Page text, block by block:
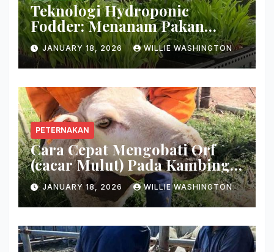
Teknologi Hydroponic
Fodder: Menanam Pakan
Hijauan Di Lahan Sempit
Hanya Dalam 7 Hari!
JANUARY 18, 2026 WILLIE WASHINGTON
PETERNAKAN
Cara Cepat Mengobati Orf
(cacar Mulut) Pada Kambing:
Hilangkan Keropeng Busuk
Secara Tuntas!
JANUARY 18, 2026 WILLIE WASHINGTON